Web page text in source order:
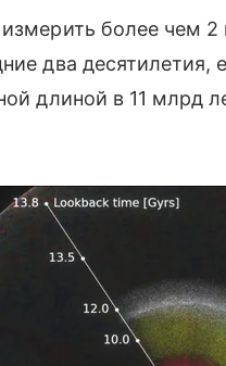
более чем 2
два десятилетия,
длиной в 11 млрд